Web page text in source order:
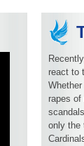
react to
rapes of
only the